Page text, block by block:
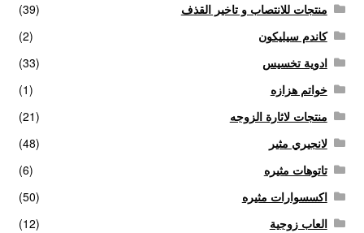
منتجات للانتصاب و تاخير القذف
(39)
كاندم سيليكون
(2)
ادوية تخسيس
(33)
خواتم هزازه
(1)
منتجات لاثارة الزوجه
(21)
لانجيري مثير
(48)
تاتوهات مثيره
(6)
اكسسوارات مثيره
(50)
العاب زوجية
(12)